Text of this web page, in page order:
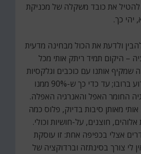
להטיל את כובד משקלה של מכניקת
יהי כך.
ולדעת את הכול מבחינה מדעית
– היקום תמיד ריתק אותי מכל
אותנו עם כוכבים וגלקסיות
אינספור, נשאר בלתי ידוע ברובו; עד כדי כך ש-90% ממנו
החומר האפל והאנרגיה האפלה.
מאותן סיבות בדיוק, פלוס כמה
חוצנים, על-חושיות וכולי.
אצלי בכפיפה אחת: זו עוסקת
לי צורך בסינתזה וברדוקציה של